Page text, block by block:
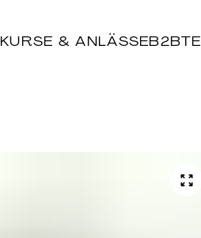
KURSE & ANLÄSSEB2B